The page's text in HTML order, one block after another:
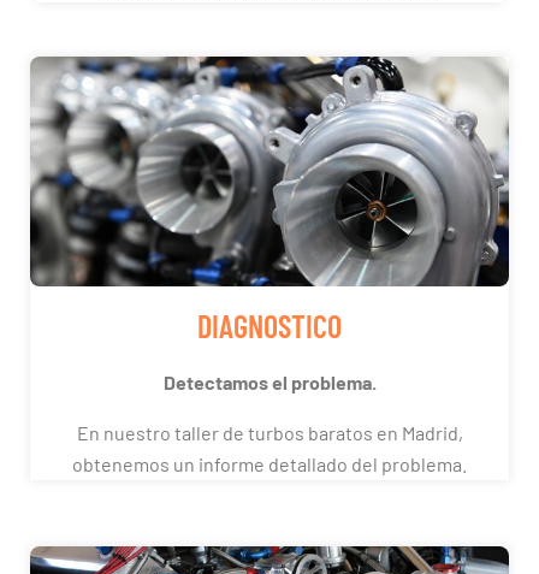
DIAGNOSTICO
Detectamos el problema.
En nuestro taller de turbos baratos en Madrid,
obtenemos un informe detallado del problema.